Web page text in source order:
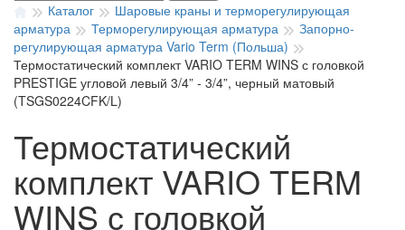
Каталог
Шаровые краны и терморегулирующая
арматура
Терморегулирующая арматура
Запорно-
регулирующая арматура Vario Term (Польша)
Термостатический комплект VARIO TERM WINS с головкой
PRESTIGE угловой левый 3/4” - 3/4”, черный матовый
(TSGS0224CFK/L)
Термостатический
комплект VARIO TERM
WINS с головкой